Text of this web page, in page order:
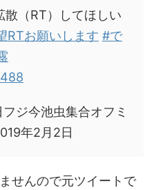
散（RT）してほしい
RTお願いします #で
ジ今池虫集合オフミ
年2月2日
せんので元ツイートで